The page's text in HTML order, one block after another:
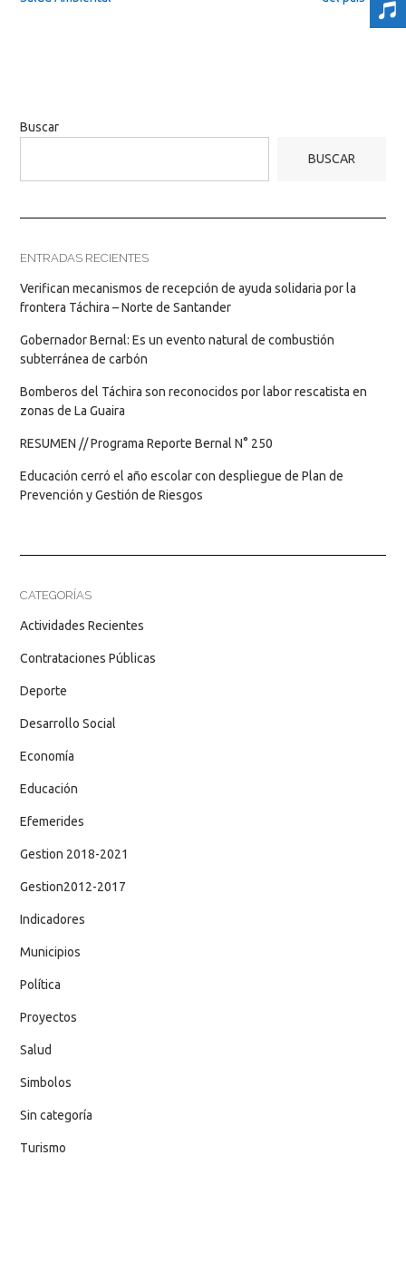
Buscar
BUSCAR
ENTRADAS RECIENTES
Verifican mecanismos de recepción de ayuda solidaria por la
frontera Táchira – Norte de Santander
Gobernador Bernal: Es un evento natural de combustión
subterránea de carbón
Bomberos del Táchira son reconocidos por labor rescatista en
zonas de La Guaira
RESUMEN // Programa Reporte Bernal N° 250
Educación cerró el año escolar con despliegue de Plan de
Prevención y Gestión de Riesgos
CATEGORÍAS
Actividades Recientes
Contrataciones Públicas
Deporte
Desarrollo Social
Economía
Educación
Efemerides
Gestion 2018-2021
Gestion2012-2017
Indicadores
Municipios
Política
Proyectos
Salud
Simbolos
Sin categoría
Turismo